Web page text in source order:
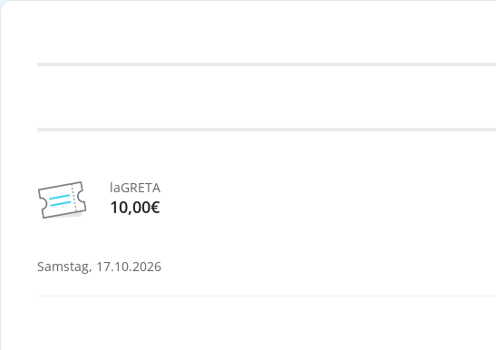
laGRETA
10,00€
Samstag, 17.10.2026